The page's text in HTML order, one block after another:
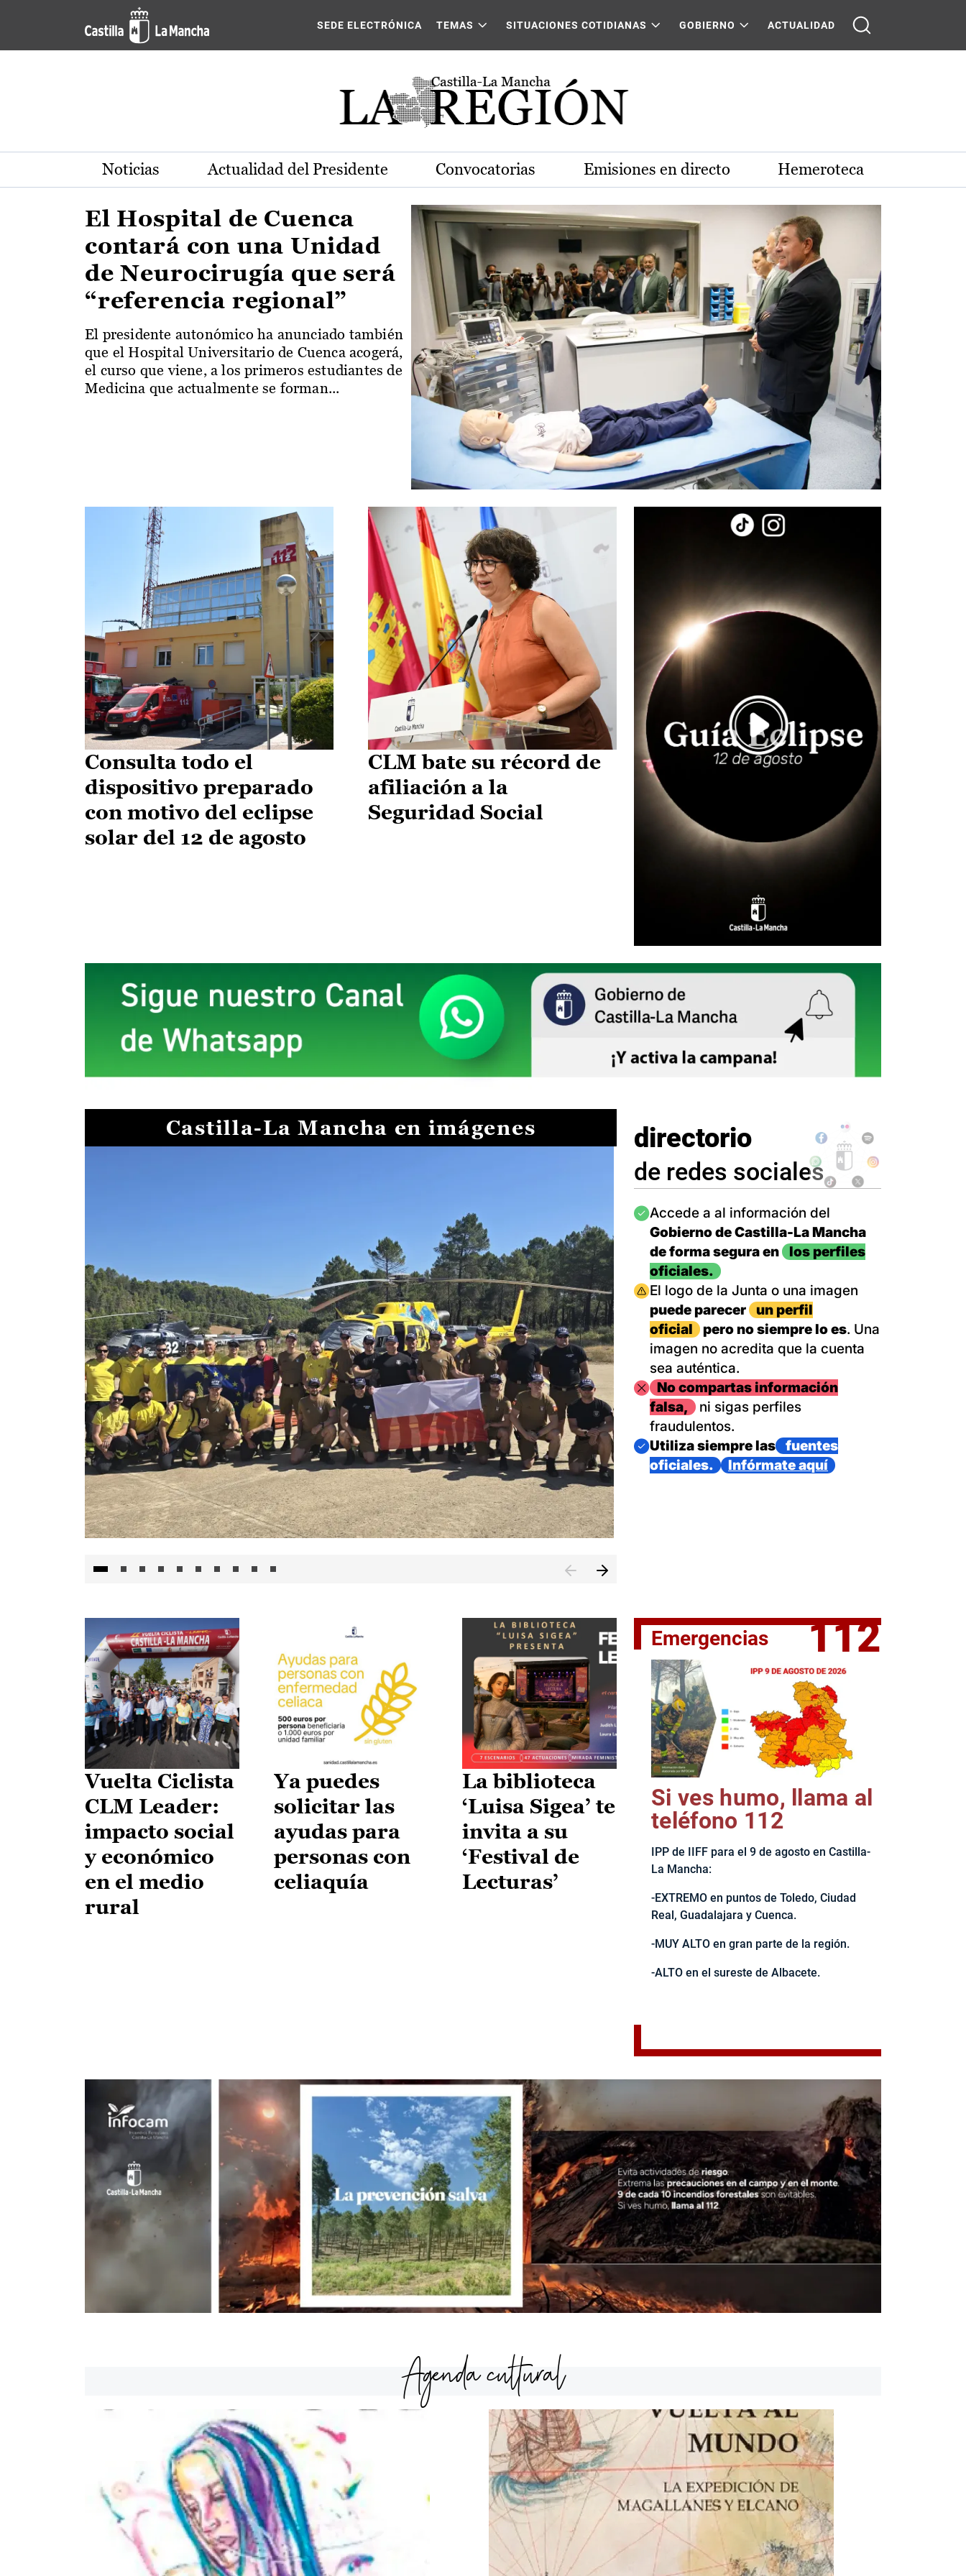
Pasar al contenido principal
Actualidad de la región de Castilla-La Mancha
SEDE ELECTRÓNICA TEMAS SITUACIONES COTIDIANAS GOBIERNO ACTUALIDAD
Noticias Actualidad del Presidente Convocatorias Emisiones en directo Hemeroteca
El Hospital de Cuenca
contará con una Unidad
de Neurocirugía que será
“referencia regional”
El presidente autonómico ha anunciado también
que el Hospital Universitario de Cuenca acogerá,
el curso que viene, a los primeros estudiantes de
Medicina que actualmente se forman...
Consulta todo el
dispositivo preparado
con motivo del eclipse
solar del 12 de agosto
CLM bate su récord de
afiliación a la
Seguridad Social
Castilla-La Mancha en imágenes
II Vuelta Ciclista CLM LEADER
directorio
de redes sociales
Imagen
Accede a al información del
Gobierno de Castilla-La Mancha
de forma segura en
los perfiles
oficiales.
Imagen
El logo de la Junta o una imagen
puede parecer
un perfil
oficial
pero no siempre lo es. Una
imagen no acredita que la cuenta
sea auténtica.
ImagenNo compartas información
falsa,
ni sigas perfiles
fraudulentos.
Imagen
Utiliza siempre las
fuentes
oficiales.
Infórmate aquí
Vuelta Ciclista
CLM Leader:
impacto social
y económico
en el medio
rural
Ya puedes
solicitar las
ayudas para
personas con
celiaquía
La biblioteca
‘Luisa Sigea’ te
invita a su
‘Festival de
Lecturas’
Emergencias 112
Si ves humo, llama al
teléfono 112
IPP de IIFF para el 9 de agosto en Castilla-
La Mancha:
-EXTREMO en puntos de Toledo, Ciudad
Real, Guadalajara y Cuenca.
-MUY ALTO en gran parte de la región.
-ALTO en el sureste de Albacete.
Agenda cultural